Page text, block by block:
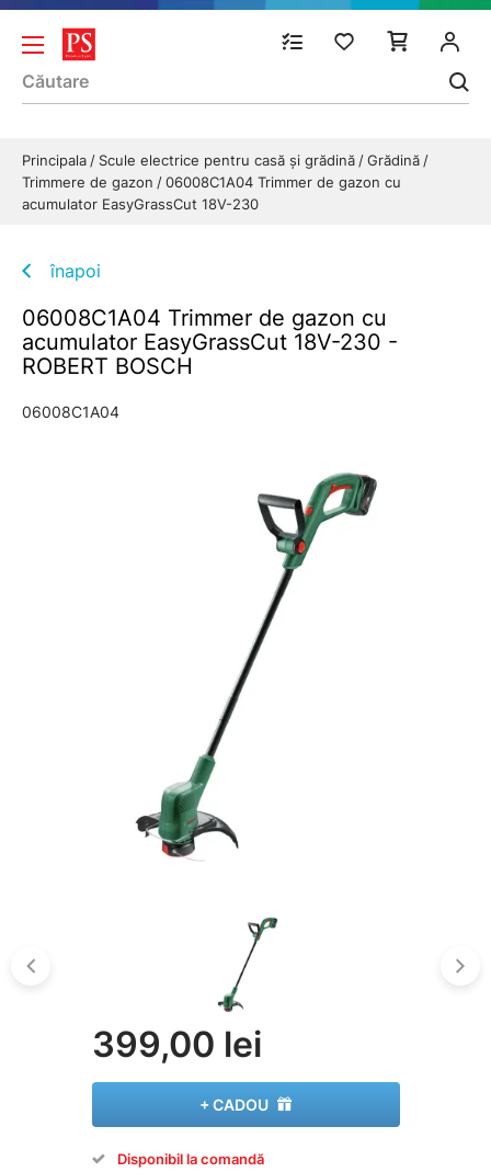
Principala Scule electrice pentru casă și grădină
Grădină
Trimmere de gazon
06008C1A04 Trimmer de gazon cu
acumulator EasyGrassCut 18V-230
înapoi
06008C1A04 Trimmer de gazon cu
acumulator EasyGrassCut 18V-230 -
ROBERT BOSCH
06008C1A04
399,00 lei
+ CADOU
Disponibil la comandă